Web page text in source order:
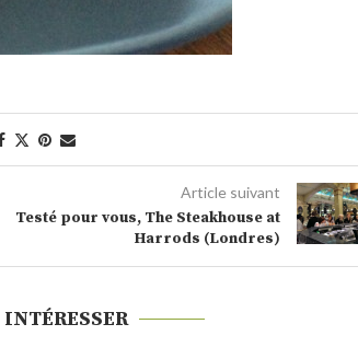
Article suivant
Testé pour vous, The Steakhouse at
Harrods (Londres)